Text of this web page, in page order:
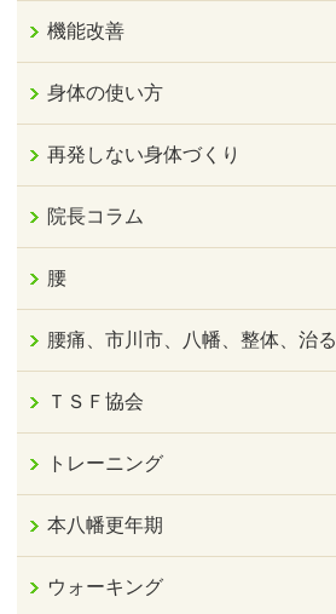
機能改善
身体の使い方
再発しない身体づくり
院長コラム
腰
腰痛、市川市、八幡、整体、治る
ＴＳＦ協会
トレーニング
本八幡更年期
ウォーキング